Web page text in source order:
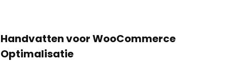
Handvatten voor WooCommerce
Optimalisatie